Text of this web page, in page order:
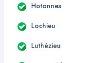
Hotonnes
Lochieu
Luthézieu